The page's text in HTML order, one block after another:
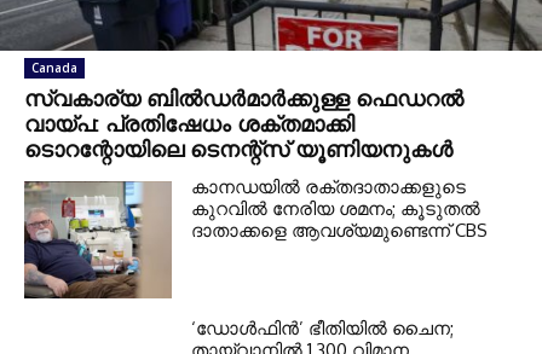
Canada
സ്വകാര്യ ബില്‍ഡര്‍മാര്‍ക്കുള്ള ഫെഡറല്‍
വായ്പ: പ്രതിഷേധം ശക്തമാക്കി
ടൊറന്റോയിലെ ടെനന്റ്‌സ് യൂണിയനുകള്‍
കാനഡയില്‍ രക്തദാതാക്കളുടെ
കുറവില്‍ നേരിയ ശമനം; കൂടുതല്‍
ദാതാക്കളെ ആവശ്യമുണ്ടെന്ന് CBS
‘ഡോള്‍ഫിന്‍’ ഭീതിയില്‍ ചൈന;